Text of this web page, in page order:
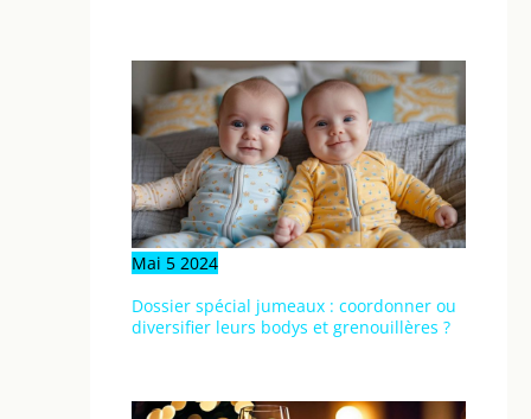
Mai 5 2024
Dossier spécial jumeaux : coordonner ou
diversifier leurs bodys et grenouillères ?